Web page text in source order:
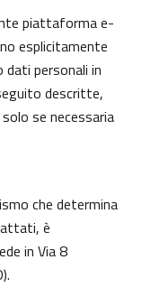
piattaforma e-
esplicitamente
personali in
descritte,
se necessaria
che determina
è
in Via 8